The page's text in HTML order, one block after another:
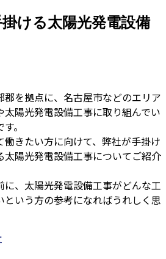
ける太陽光発電設備
郡を拠点に、名古屋市などのエリア
陽光発電設備工事に取り組んでい
。
きたい方に向けて、弊社が手掛け
太陽光発電設備工事についてご紹介
に、太陽光発電設備工事がどんな工
という方の参考になればうれしく思